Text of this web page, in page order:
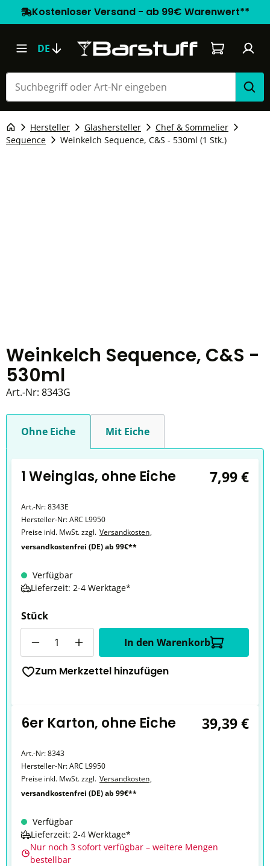
Kostenloser Versand - ab 99€ Warenwert**
DE Warenkorb
Hersteller Glashersteller
Chef & Sommelier
Sequence
Weinkelch Sequence, C&S - 530ml (1 Stk.)
Weinkelch Sequence, C&S -
530ml
Art.-Nr: 8343G
Ohne Eiche Mit Eiche
1 Weinglas, ohne Eiche 7,99 €
Art.-Nr:8343E
Hersteller-Nr:ARC L9950
Preise inkl. MwSt. zzgl. Versandkosten,
versandkostenfrei (DE) ab 99€**
Verfügbar
Lieferzeit: 2-4 Werktage*
Stück
In den Warenkorb
Zum Merkzettel hinzufügen
6er Karton, ohne Eiche 39,39 €
Art.-Nr:8343
Hersteller-Nr:ARC L9950
Preise inkl. MwSt. zzgl. Versandkosten,
versandkostenfrei (DE) ab 99€**
Verfügbar
Lieferzeit: 2-4 Werktage*
Nur noch 3 sofort verfügbar – weitere Mengen
bestellbar